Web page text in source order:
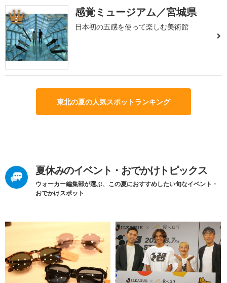
3 感覚ミュージアム／宮城県
日本初の五感を使って楽しむ美術館
東北の夏の人気スポットランキング
夏休みのイベント・おでかけトピックス
ウォーカー編集部が選ぶ、この夏におすすめしたい旬なイベント・
おでかけスポット